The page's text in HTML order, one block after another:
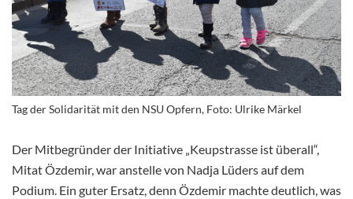
Tag der Solidarität mit den NSU Opfern, Foto: Ulrike Märkel
Der Mitbegründer der Initiative „Keupstrasse ist überall“,
MitatÖzdemir, war anstelle von Nadja Lüders auf dem
Podium. Ein guter Ersatz, denn Özdemir machte deutlich, was